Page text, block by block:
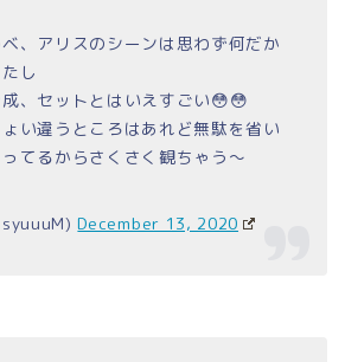
、アリスのシーンは思わず何だか
し
、セットとはいえすごい😳😳
い違うところはあれど無駄を省い
てるからさくさく観ちゃう〜
December 13, 2020